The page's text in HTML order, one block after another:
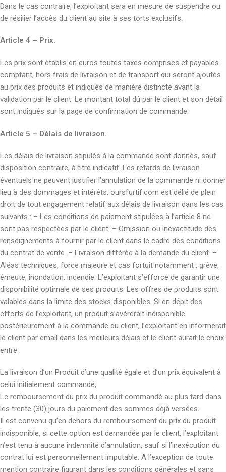
Dans le cas contraire, l’exploitant sera en mesure de suspendre ou
de résilier l’accès du client au site à ses torts exclusifs.
Article 4 – Prix.
Les prix sont établis en euros toutes taxes comprises et payables
comptant, hors frais de livraison et de transport qui seront ajoutés
au prix des produits et indiqués de manière distincte avant la
validation par le client. Le montant total dû par le client et son détail
sont indiqués sur la page de confirmation de commande.
Article 5 – Délais de livraison.
Les délais de livraison stipulés à la commande sont donnés, sauf
disposition contraire, à titre indicatif. Les retards de livraison
éventuels ne peuvent justifier l’annulation de la commande ni donner
lieu à des dommages et intérêts. oursfurtif.com est délié de plein
droit de tout engagement relatif aux délais de livraison dans les cas
suivants : – Les conditions de paiement stipulées à l’article 8 ne
sont pas respectées par le client. – Omission ou inexactitude des
renseignements à fournir par le client dans le cadre des conditions
du contrat de vente. – Livraison différée à la demande du client. –
Aléas techniques, force majeure et cas fortuit notamment : grève,
émeute, inondation, incendie. L’exploitant s’efforce de garantir une
disponibilité optimale de ses produits. Les offres de produits sont
valables dans la limite des stocks disponibles. Si en dépit des
efforts de l’exploitant, un produit s’avérerait indisponible
postérieurement à la commande du client, l’exploitant en informerait
le client par email dans les meilleurs délais et le client aurait le choix
entre :
La livraison d’un Produit d’une qualité égale et d’un prix équivalent à
celui initialement commandé,
Le remboursement du prix du produit commandé au plus tard dans
les trente (30) jours du paiement des sommes déjà versées.
Il est convenu qu’en dehors du remboursement du prix du produit
indisponible, si cette option est demandée par le client, l’exploitant
n’est tenu à aucune indemnité d’annulation, sauf si l’inexécution du
contrat lui est personnellement imputable. A l’exception de toute
mention contraire figurant dans les conditions générales et sans